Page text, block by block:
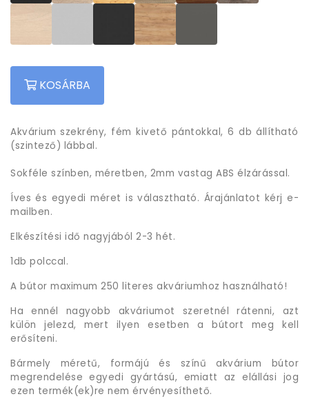
KOSÁRBA
Akvárium szekrény, fém kivető pántokkal, 6 db állítható
(szintező) lábbal.
Sokféle színben, méretben, 2mm vastag ABS élzárással.
Íves és egyedi méret is választható. Árajánlatot kérj e-
mailben.
Elkészítési idő nagyjából 2-3 hét.
1db polccal.
A bútor maximum 250 literes akváriumhoz használható!
Ha ennél nagyobb akváriumot szeretnél rátenni, azt
külön jelezd, mert ilyen esetben a bútort meg kell
erősíteni.
Bármely méretű, formájú és színű akvárium bútor
megrendelése egyedi gyártású, emiatt az elállási jog
ezen termék(ek)re nem érvényesíthető.